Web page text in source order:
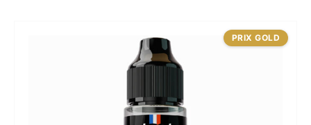
PRIX GOLD